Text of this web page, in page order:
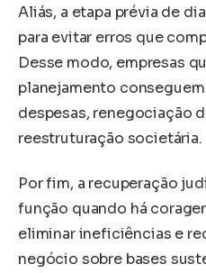
Aliás, a etapa prévia de
para evitar erros que
Desse modo, empresas
planejamento
despesas, renegociação
reestruturação societária.
Por fim, a recuperação
função quando há
eliminar ineficiências e
negócio sobre bases